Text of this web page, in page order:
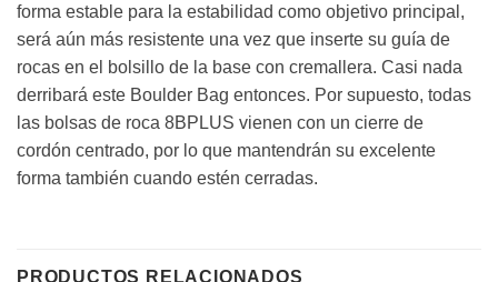
forma estable para la estabilidad como objetivo principal,
será aún más resistente una vez que inserte su guía de
rocas en el bolsillo de la base con cremallera. Casi nada
derribará este Boulder Bag entonces. Por supuesto, todas
las bolsas de roca 8BPLUS vienen con un cierre de
cordón centrado, por lo que mantendrán su excelente
forma también cuando estén cerradas.
PRODUCTOS RELACIONADOS